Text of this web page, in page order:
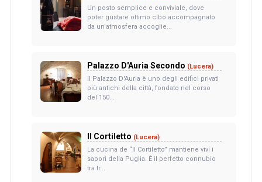
Un posto semplice e conviviale, dove
poter gustare ottimo cibo accompagnato
da un'atmosfera accoglie...
Palazzo D'Auria Secondo (Lucera)
Il Palazzo D'Auria è uno degli edifici privati
più antichi della città, fondato nel corso
del 150...
Il Cortiletto (Lucera)
La cucina de “Il Cortiletto” mantiene vivi i
sapori della Puglia. È il perfetto connubio
tra tr...